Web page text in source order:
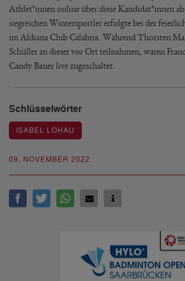
09. NOVEMBER 2022
Athlet*innen online über diese Kandidat*innen
siegreichen Wintersportler erfolgte bei der
im Aldiana Club Calabria. Während Thorsten
Schüller an dieser vor Ort teilnahmen, waren
Candy Bauer live zugeschaltet.
Schlüsselwörter
ISABEL LOHAU